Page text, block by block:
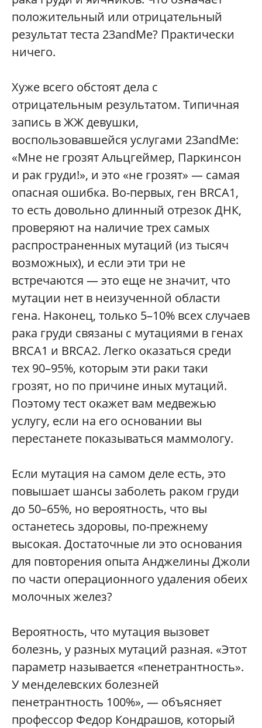
положительный или отрицательный
результат теста 23andMe? Практически
ничего.
Хуже всего обстоят дела с
отрицательным результатом. Типичная
запись в ЖЖ девушки,
воспользовавшейся услугами 23andMe:
«Мне не грозят Альцгеймер, Паркинсон
и рак груди!», и это «не грозят» — самая
опасная ошибка. Во-первых, ген BRCA1,
то есть довольно длинный отрезок ДНК,
проверяют на наличие трех самых
распространенных мутаций (из тысяч
возможных), и если эти три не
встречаются — это еще не значит, что
мутации нет в неизученной области
гена. Наконец, только 5–10% всех случаев
рака груди связаны с мутациями в генах
BRCA1 и BRCA2. Легко оказаться среди
тех 90–95%, которым эти раки таки
грозят, но по причине иных мутаций.
Поэтому тест окажет вам медвежью
услугу, если на его основании вы
перестанете показываться маммологу.
Если мутация на самом деле есть, это
повышает шансы заболеть раком груди
до 50–65%, но вероятность, что вы
останетесь здоровы, по-прежнему
высокая. Достаточные ли это основания
для повторения опыта Анджелины Джоли
по части операционного удаления обеих
молочных желез?
Вероятность, что мутация вызовет
болезнь, у разных мутаций разная. «Этот
параметр называется «пенетрантность».
У менделевских болезней
пенетрантность 100%», — объясняет
профессор Федор Кондрашов, который